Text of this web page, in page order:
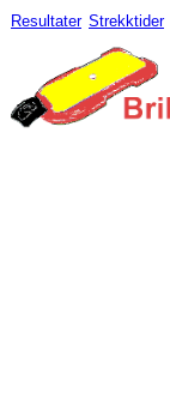
Resultater Strekktider